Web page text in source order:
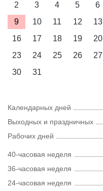
2
3 4 5 6
9
10 11 12 13
16
17 18 19 20
23
24 25 26 27
30
31
Календарных дней
Выходных и праздничных
Рабочих дней
40-часовая неделя
36-часовая неделя
24-часовая неделя